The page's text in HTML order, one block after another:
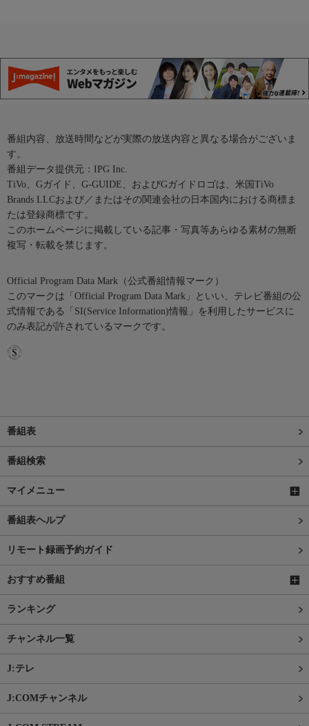
番組内容、放送時間などが実際の放送内容と異なる場合がございま
す。
番組データ提供元：IPG Inc.
TiVo、Gガイド、G-GUIDE、およびGガイドロゴは、米国TiVo
Brands LLCおよび／またはその関連会社の日本国内における商標ま
たは登録商標です。
このホームページに掲載している記事・写真等あらゆる素材の無断
複写・転載を禁じます。
Official Program Data Mark（公式番組情報マーク）
このマークは「Official Program Data Mark」といい、テレビ番組の公
式情報である「SI(Service Information)情報」を利用したサービスに
のみ表記が許されているマークです。
番組表
番組検索
マイメニュー
番組表ヘルプ
リモート録画予約ガイド
おすすめ番組
ランキング
チャンネル一覧
J:テレ
J:COMチャンネル